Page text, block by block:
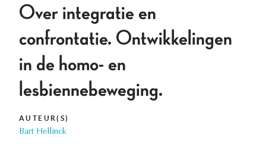
Over integratie en
confrontatie. Ontwikkelingen
in de homo- en
lesbiennebeweging.
AUTEUR(S)
Bart Hellinck